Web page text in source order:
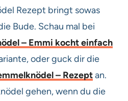
Rezept bringt sowas
Bude. Schau mal bei
– Emmi kocht einfach
oder guck dir die
– Rezeptan.
gehen, wenn du die